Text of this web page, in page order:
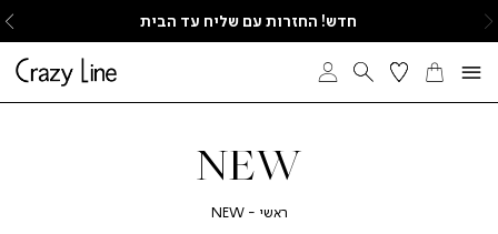
חדש! החזרות עם שליח עד הבית
NEW
ראשי ראשי
NEW
NEW